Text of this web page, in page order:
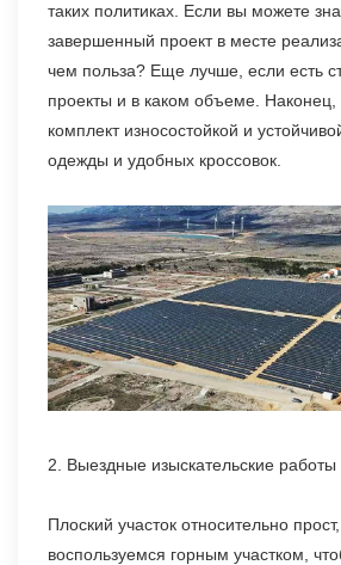
таких политиках. Если вы можете
завершенный проект в месте
чем польза? Еще лучше, если есть
проекты и в каком объеме.
комплект износостойкой и
одежды и удобных кроссовок.
2. Выездные изыскательские работы
Плоский участок относительно
воспользуемся горным участком,